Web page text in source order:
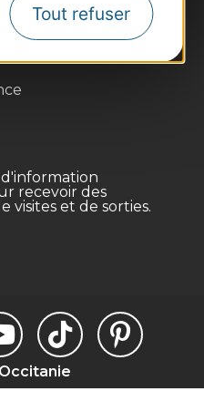
Tout refuser
d'information
recevoir des
visites et de sorties.